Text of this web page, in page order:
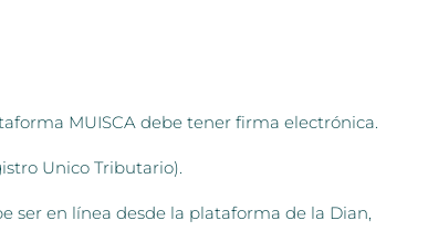
MUISCA debe tener firma electrónica.
Unico Tributario).
ser en línea desde la plataforma de la Dian,